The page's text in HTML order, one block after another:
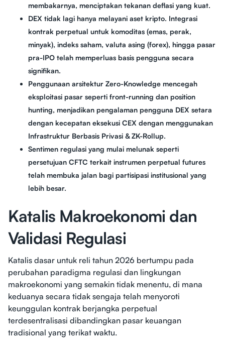
membakarnya, menciptakan tekanan deflasi yang kuat.
DEX tidak lagi hanya melayani aset kripto. Integrasi
kontrak perpetual untuk komoditas (emas, perak,
minyak), indeks saham, valuta asing (forex), hingga pasar
pra-IPO telah memperluas basis pengguna secara
signifikan.
Penggunaan arsitektur Zero-Knowledge mencegah
eksploitasi pasar seperti front-running dan position
hunting, menjadikan pengalaman pengguna DEX setara
dengan kecepatan eksekusi CEX dengan menggunakan
Infrastruktur Berbasis Privasi & ZK-Rollup.
Sentimen regulasi yang mulai melunak seperti
persetujuan CFTC terkait instrumen perpetual futures
telah membuka jalan bagi partisipasi institusional yang
lebih besar.
Katalis Makroekonomi dan
Validasi Regulasi
Katalis dasar untuk reli tahun 2026 bertumpu pada
perubahan paradigma regulasi dan lingkungan
makroekonomi yang semakin tidak menentu, di mana
keduanya secara tidak sengaja telah menyoroti
keunggulan kontrak berjangka perpetual
terdesentralisasi dibandingkan pasar keuangan
tradisional yang terikat waktu.